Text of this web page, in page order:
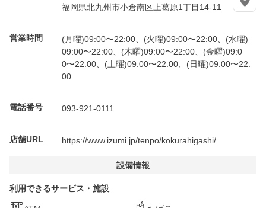
福岡県北九州市小倉南区上葛原1丁目14-11
営業時間
(月曜)09:00〜22:00、(火曜)09:00〜22:00、(水曜)
09:00〜22:00、(木曜)09:00〜22:00、(金曜)09:0
0〜22:00、(土曜)09:00〜22:00、(日曜)09:00〜22:
00
電話番号 093-921-0111
店舗URL https://www.izumi.jp/tenpo/kokurahigashi/
設備情報
利用できるサービス・施設